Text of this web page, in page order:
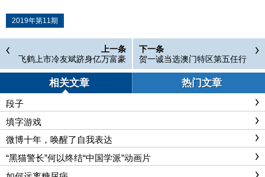
2019年第11期
上一条
飞鹤上市冷友斌跻身亿万富豪
下一条
贺一诚当选澳门特区第五任行
政长官
相关文章 热门文章
段子
填字游戏
微博十年，唤醒了自我表达
“黑猫警长”何以终结“中国学派”动画片